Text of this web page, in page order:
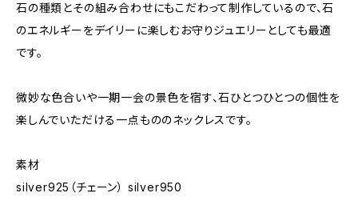
石の種類とその組み合わせにもこだわって制作しているので、石
のエネルギーをデイリーに楽しむお守りジュエリーとしても最適
です。
微妙な色合いや一期一会の景色を宿す、石ひとつひとつの個性を
楽しんでいただける一点もののネックレスです。
素材
silver925（チェーン） silver950